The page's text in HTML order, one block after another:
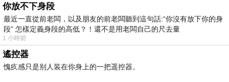
在努力理解人類。當我們現在對著 AI 說話時，它背後的巨
大神經網路，模擬的正是人類大腦的思考模式。它想聽
的，從來就不是冷冰冰的程式碼，而是充滿人性的脈絡。
比手畫腳也能通！打破「指令派」的迷思想像一下，你今
你放不下身段
最近一直從前老闆，以及朋友的前老闆聽到這句話:“你沒有放下你的身
段” 怎樣定義身段的高低？！還不是用老闆自己的尺去量
1 小時前
遙控器
愧疚感只是别人装在你身上的一把遥控器。